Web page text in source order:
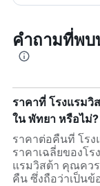
คำถามที่พบ
ราคาที่ โรงแรมวิ
ใน พัทยา หรือไม่?
ราคาต่อคืนที่ โรง
ราคาเฉลี่ยของโร
แรมวิสต้า คุณควร
คืน ซึ่งถือว่าเป็นข้